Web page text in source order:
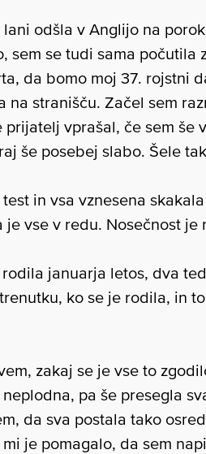
lani odšla v Anglijo na
sem se tudi sama počutila
da bomo moj 37. rojstni
na stranišču. Začel sem
prijatelj vprašal, če sem
še posebej slabo. Šele
in vsa vznesena
je vse v redu. Nosečnost
januarja letos, dva
ko se je rodila, in
zakaj se je vse to
pa še presegla
da sva postala tako
mi je pomagalo, da sem